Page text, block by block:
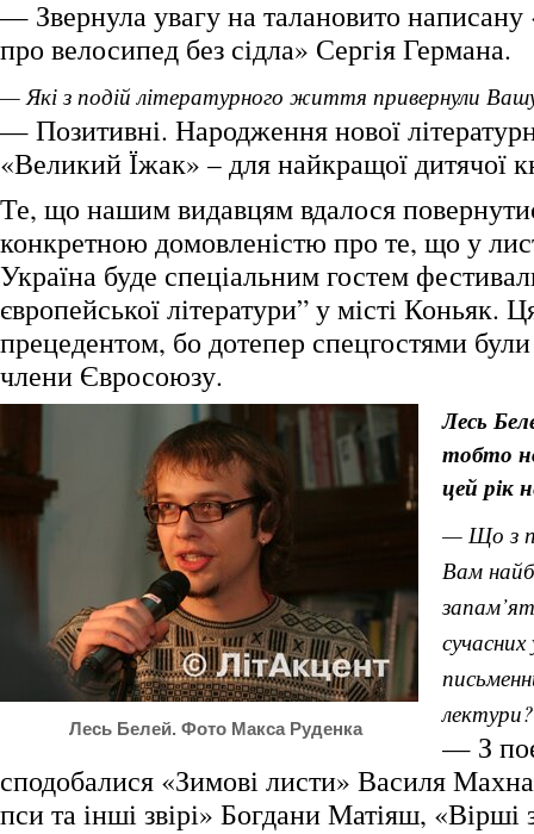
— Звернула увагу на талановито
про велосипед без сідла» Сергія Германа.
— Які з подій літературного життя привернули
— Позитивні. Народження нової
«Великий Їжак» – для найкращої дитячої
Те, що нашим видавцям вдалося
конкретною домовленістю про те, що у
Україна буде спеціальним гостем
європейської літератури” у місті Коньяк.
прецедентом, бо дотепер спецгостями
члени Євросоюзу.
Лесь Белей. Фото Макса Руденка
Лесь
тобто
цей рік
— Що з
Вам
сучасних
лектури?
— З
сподобалися «Зимові листи» Василя
пси та інші звірі» Богдани Матіяш, «Вірші